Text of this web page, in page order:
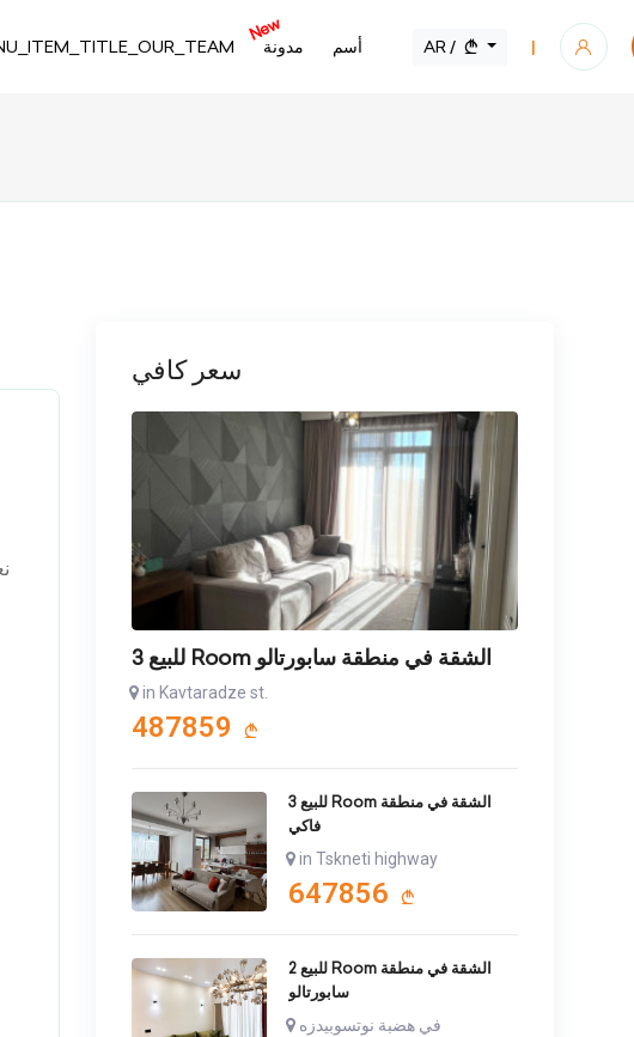
New
مدونة أسم AR /
سعر كافي
للبيع 3 Room الشقة في منطقة سابورتالو
in Kavtaradze st.
487859
للبيع 3 Room الشقة في منطقة
فاكي
in Tskneti highway
647856
للبيع 2 Room الشقة في منطقة
سابورتالو
في هضبة نوتسوبيدزه